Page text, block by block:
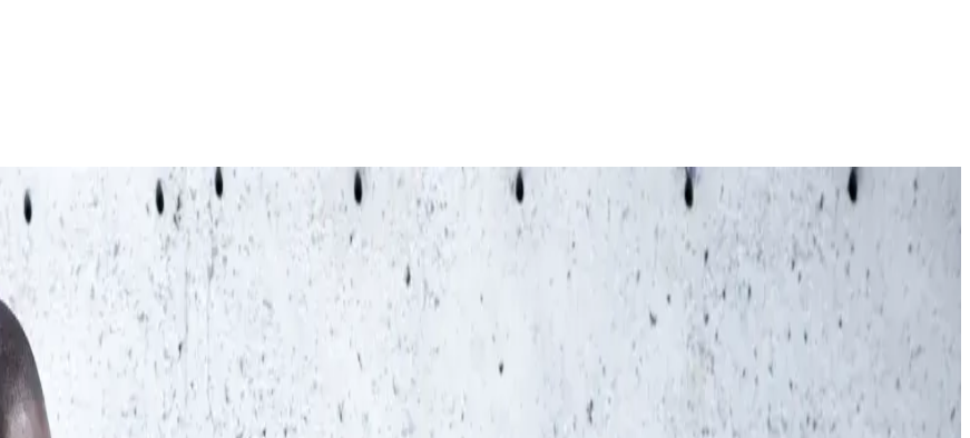
en coton issu du programme Cotton made in Africa
et sweat-shirts à capuche - entièrement durables